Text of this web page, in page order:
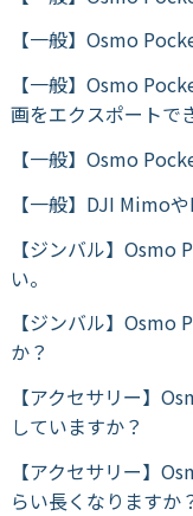
【一般】Osmo
【一般】Osmo
画をエクスポートで
【一般】Osmo
【一般】DJI Mimo
【ジンバル】
い。
【ジンバル】
か？
【アクセサリー】
していますか？
【アクセサリー】
らい長くなりますか